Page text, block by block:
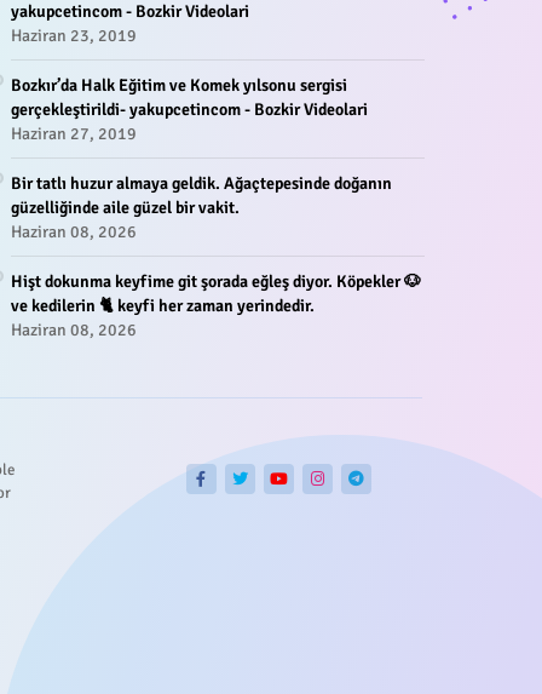
yakupcetincom - Bozkir Videolari
Haziran 23, 2019
Bozkır’da Halk Eğitim ve Komek yılsonu sergisi
gerçekleştirildi- yakupcetincom - Bozkir Videolari
Haziran 27, 2019
Bir tatlı huzur almaya geldik. Ağaçtepesinde doğanın
güzelliğinde aile güzel bir vakit.
Haziran 08, 2026
Hişt dokunma keyfime git şorada eğleş diyor. Köpekler 🐶
ve kedilerin 🐈 keyfi her zaman yerindedir.
Haziran 08, 2026